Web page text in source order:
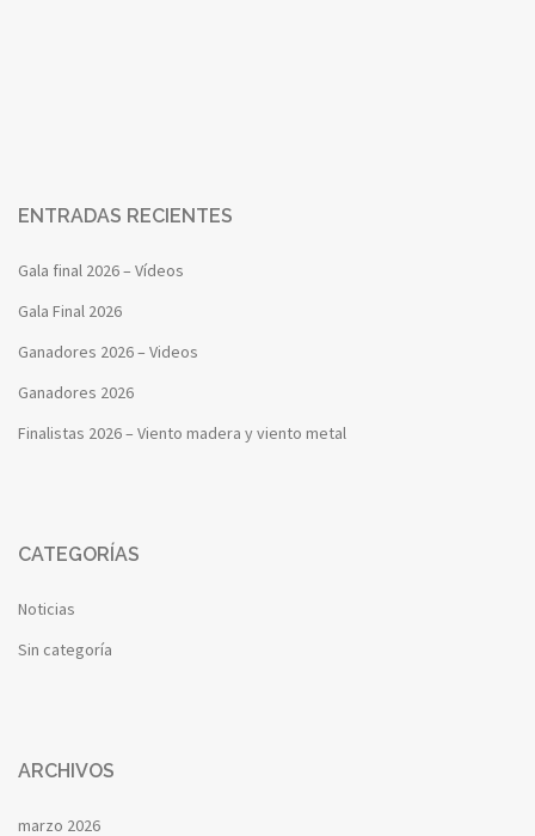
ENTRADAS RECIENTES
Gala final 2026 – Vídeos
Gala Final 2026
Ganadores 2026 – Videos
Ganadores 2026
Finalistas 2026 – Viento madera y viento metal
CATEGORÍAS
Noticias
Sin categoría
ARCHIVOS
marzo 2026